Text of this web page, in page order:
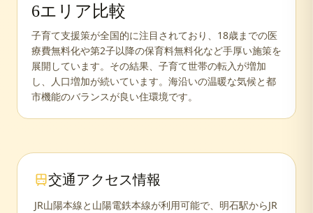
6エリア比較
子育て支援策が全国的に注目されており、18歳までの医
療費無料化や第2子以降の保育料無料化など手厚い施策を
展開しています。その結果、子育て世帯の転入が増加
し、人口増加が続いています。海沿いの温暖な気候と都
市機能のバランスが良い住環境です。
交通アクセス情報
JR山陽本線と山陽電鉄本線が利用可能で、明石駅からJR